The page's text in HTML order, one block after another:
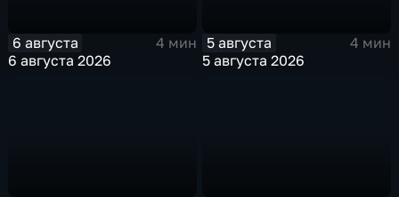
6 августа
4 мин
6 августа 2026
5 августа
4 мин
5 августа 2026